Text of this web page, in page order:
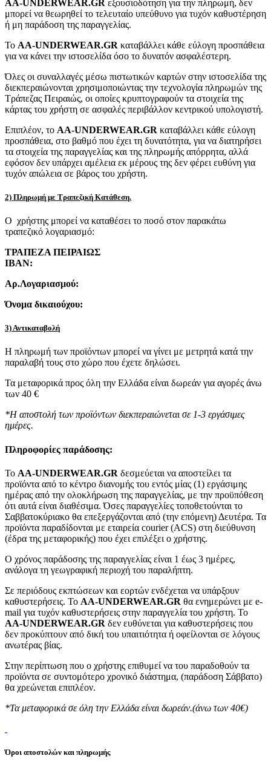
AA-UNDERWEAR.GR εξουσιοδότηση για την πληρωμή, δεν
μπορεί να θεωρηθεί το τελευταίο υπεύθυνο για τυχόν καθυστέρηση
ή μη παράδοση της παραγγελίας.
Το AA-UNDERWEAR.GR καταβάλλει κάθε εύλογη προσπάθεια
για να κάνει την ιστοσελίδα όσο το δυνατόν ασφαλέστερη.
Όλες οι συναλλαγές μέσω πιστωτικών καρτών στην ιστοσελίδα της
διεκπεραιώνονται χρησιμοποιώντας την τεχνολογία πληρωμών της
Τράπεζας Πειραιώς, οι οποίες κρυπτογραφούν τα στοιχεία της
κάρτας του χρήστη σε ασφαλές περιβάλλον κεντρικού υπολογιστή.
Επιπλέον, το AA-UNDERWEAR.GR καταβάλλει κάθε εύλογη
προσπάθεια, στο βαθμό που έχει τη δυνατότητα, για να διατηρήσει
τα στοιχεία της παραγγελίας και της πληρωμής απόρρητα, αλλά
εφόσον δεν υπάρχει αμέλεια εκ μέρους της δεν φέρει ευθύνη για
τυχόν απώλεια σε βάρος του χρήστη.
2) Πληρωμή με Τραπεζική Κατάθεση.
Ο χρήστης μπορεί να καταθέσει το ποσό στον παρακάτω
τραπεζικό λογαριασμό:
ΤΡΑΠΕΖΑ ΠΕΙΡΑΙΩΣ
IBAN:
Αρ.Λογαριασμού:
Όνομα δικαιούχου:
3) Αντικαταβολή
Η πληρωμή των προϊόντων μπορεί να γίνει με μετρητά κατά την
παραλαβή τους στο χώρο που έχετε δηλώσει.
Τα μεταφορικά προς όλη την Ελλάδα είναι δωρεάν για αγορές άνω
των 40 €
*Η αποστολή των προϊόντων διεκπεραιώνεται σε 1-3 εργάσιμες
ημέρες.
Πληροφορίες παράδοσης:
To AA-UNDERWEAR.GR δεσμεύεται να αποστείλει τα
προϊόντα από το κέντρο διανομής του εντός μίας (1) εργάσιμης
ημέρας από την ολοκλήρωση της παραγγελίας, με την προϋπόθεση
ότι αυτά είναι διαθέσιμα. Όσες παραγγελίες τοποθετούνται το
Σαββατοκύριακο θα επεξεργάζονται από (την επόμενη) Δευτέρα. Τα
προϊόντα παραδίδονται με εταιρεία courier (ACS) στη διεύθυνση
(έδρα της μεταφορικής) που έχει επιλέξει ο χρήστης.
Ο χρόνος παράδοσης της παραγγελίας είναι 1 έως 3 ημέρες,
ανάλογα τη γεωγραφική περιοχή του παραλήπτη.
Σε περιόδους εκπτώσεων και εορτών ενδέχεται να υπάρξουν
καθυστερήσεις. Το AA-UNDERWEAR.GR θα ενημερώνει με e-
mail για τυχόν καθυστερήσεις στην παραγγελία του χρήστη. Το
AA-UNDERWEAR.GR δεν ευθύνεται για καθυστερήσεις που
δεν προκύπτουν από δική του υπαιτιότητα ή οφείλονται σε λόγους
ανωτέρας βίας.
Στην περίπτωση που ο χρήστης επιθυμεί να του παραδοθούν τα
προϊόντα σε συντομότερο χρονικό διάστημα, (παράδοση Σάββατο)
θα χρεώνεται επιπλέον.
*Τα μεταφορικά σε όλη την Ελλάδα είναι δωρεάν.(άνω των 40€)
Όροι αποστολών και πληρωμής